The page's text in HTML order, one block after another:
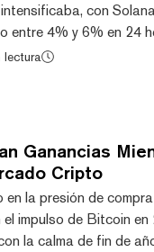
con
entre 4% y 6% en 24
mayor perdedor entre
lectura
Ganancias
Cripto
en la presión de
impulso de Bitcoin
la calma de fin de